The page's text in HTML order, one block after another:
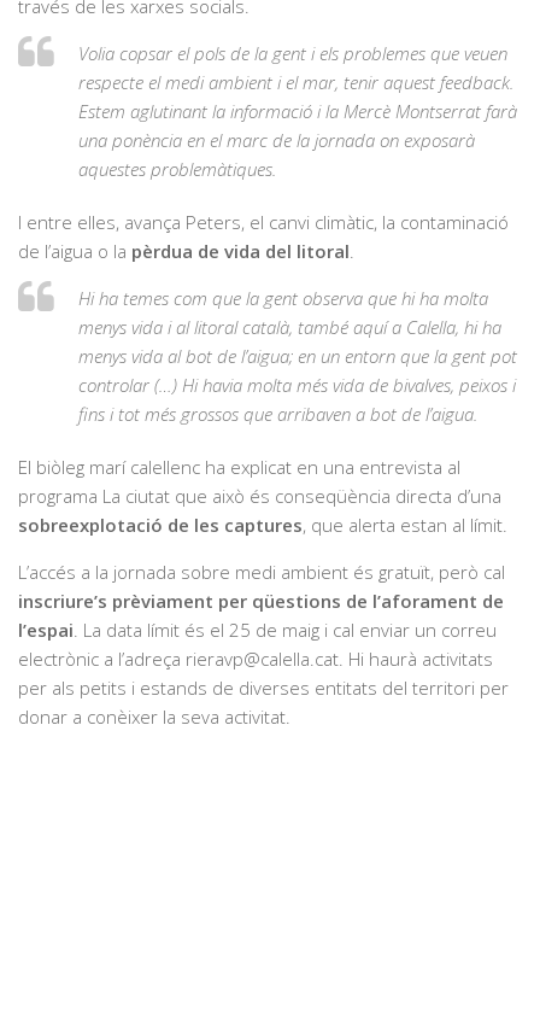
través de les xarxes socials.
Volia copsar el pols de la gent i els problemes que veuen
respecte el medi ambient i el mar, tenir aquest feedback.
Estem aglutinant la informació i la Mercè Montserrat farà
una ponència en el marc de la jornada on exposarà
aquestes problemàtiques.
I entre elles, avança Peters, el canvi climàtic, la contaminació
de l’aigua o la pèrdua de vida del litoral
Hi ha temes com que la gent observa que hi ha molta
menys vida i al litoral català, també aquí a Calella, hi ha
menys vida al bot de l’aigua; en un entorn que la gent pot
controlar (…) Hi havia molta més vida de bivalves, peixos i
fins i tot més grossos que arribaven a bot de l’aigua.
El biòleg marí calellenc ha explicat en una entrevista al
programa La ciutat que això és conseqüència directa d’una
sobreexplotació de les captures, que alerta estan al límit.
L’accés a la jornada sobre medi ambient és gratuït, però cal
inscriure’s prèviament per qüestions de l’aforament de
l’espai . La data límit és el 25 de maig i cal enviar un correu
electrònic a l’adreça rieravp@calella.cat. Hi haurà activitats
per als petits i estands de diverses entitats del territori per
donar a conèixer la seva activitat.